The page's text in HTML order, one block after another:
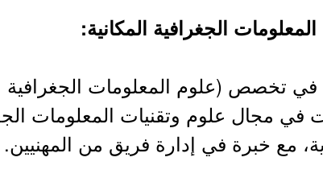
تخصص (علوم المعلومات الجغرافية
مع خبرة في إدارة فريق من المهنيين.